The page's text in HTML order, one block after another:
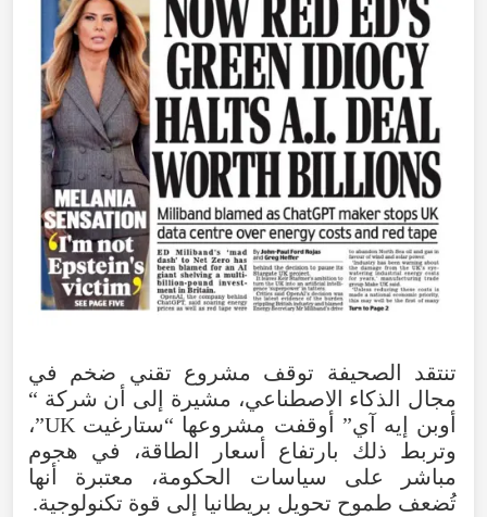
تنتقد الصحيفة توقف مشروع تقني ضخم
في
مجال
الذكاء الاصطناعي، مشيرة إلى أن شركة “
أوبن
إيه آي” أوقفت مشروعها “ستارغيت UK”،
وتربط
ذلك بارتفاع أسعار الطاقة، في
هجوم
مباشر
على سياسات الحكومة، معتبرة
أنها
تُضعف طموح تحويل بريطانيا إلى قوة تكنولوجية.